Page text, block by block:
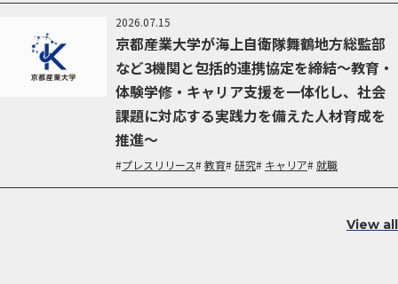
2026.07.15
京都産業大学が海上自衛隊舞鶴地方総監部
など3機関と包括的連携協定を締結～教育・
体験学修・キャリア支援を一体化し、社会
課題に対応する実践力を備えた人材育成を
推進～
プレスリリース 教育 研究 キャリア 就職
View all